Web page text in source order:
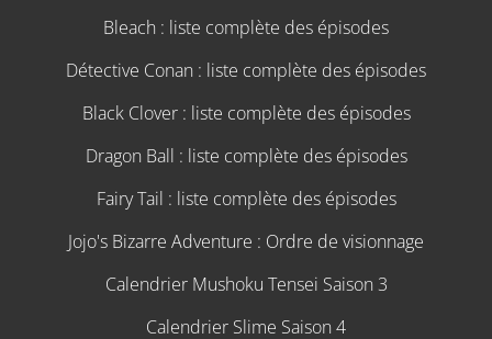
Bleach : liste complète des épisodes
Détective Conan : liste complète des épisodes
Black Clover : liste complète des épisodes
Dragon Ball : liste complète des épisodes
Fairy Tail : liste complète des épisodes
Jojo's Bizarre Adventure : Ordre de visionnage
Calendrier Mushoku Tensei Saison 3
Calendrier Slime Saison 4